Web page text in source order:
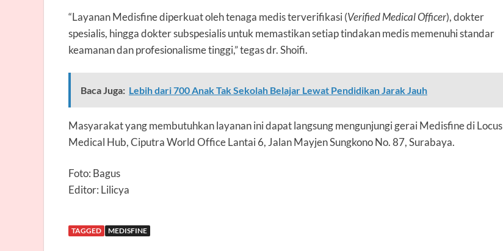
“Layanan Medisfine diperkuat oleh tenaga medis terverifikasi (Verified Medical Officer), dokter
spesialis, hingga dokter subspesialis untuk memastikan setiap tindakan medis memenuhi standar
keamanan dan profesionalisme tinggi,” tegasdr. Shoifi.
Baca Juga: Lebih dari 700 Anak Tak Sekolah Belajar Lewat Pendidikan Jarak Jauh
Masyarakat yang membutuhkan layanan ini dapat langsung mengunjungi gerai Medisfine diLocus
Medical Hub, Ciputra World Office Lantai 6, Jalan Mayjen Sungkono No. 87, Surabaya.
Foto: Bagus
Editor: Lilicya
TAGGED MEDISFINE